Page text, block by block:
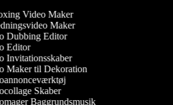
Video Maker
Maker
Dubbing Editor
Editor
Invitationsskaber
Maker til Dekoration
Skaber
Baggrundsmusik